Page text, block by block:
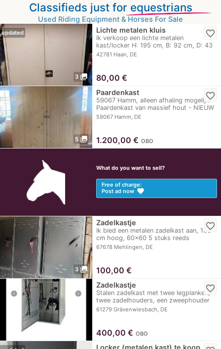
Classifieds just for equestrians
Used Riding Equipment & Horses For Sale
3 photo_library
updated Lichte metalen kluis
Ik verkoop een lichte metalen
kast/locker H: 195 cm, B: 92 cm, D: 43
cm Hij is in…
42781 Haan, DE
favorite_border
80,00 €
5 photo_library
Paardenkast
59067 Hamm, alleen afhaling mogelijk
Paardenkast van massief hout - NIEUW
& extreem…
59067 Hamm, DE
favorite_border
1.200,00 € OBO
What do you want to sell?
Free of charge:
Post ad now favorite
3 photo_library
Zadelkastje
Ik bied een metalen zadelkast aan, 106
cm hoog, 60x60 5 stuks reeds
gemonteerd, 2…
67678 Mehlingen, DE
favorite_border
100,00 €
Zadelkastje
Stalen zadelkast met twee legplanken,
twee zadelhouders, een zweephouder
en houders…
61279 Grävenwiesbach, DE
favorite_border
400,00 € OBO